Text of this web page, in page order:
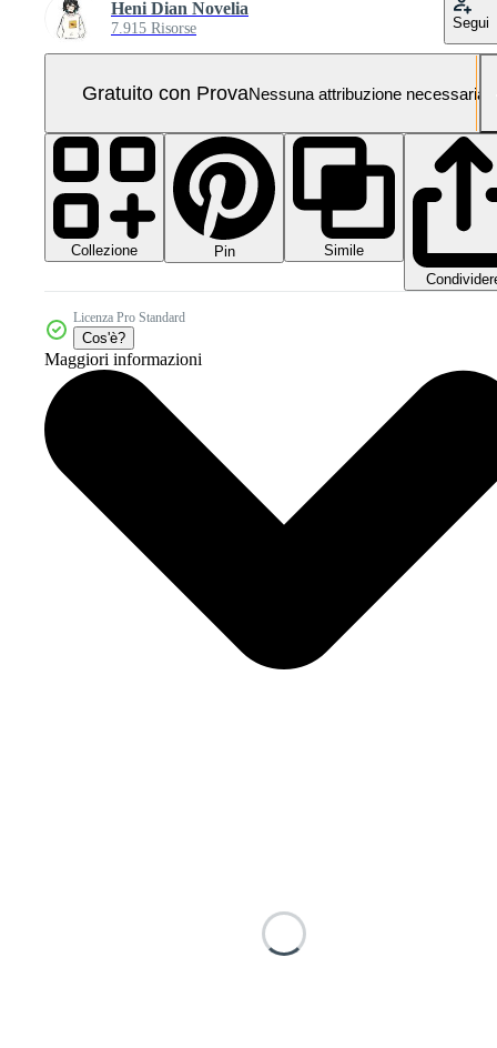
Heni Dian Novelia
7.915 Risorse Segui
Gratuito con ProvaNessuna attribuzione necessaria
Collezione Pin
Simile
Licenza Pro Standard
Cos'è?
Maggiori informazioni